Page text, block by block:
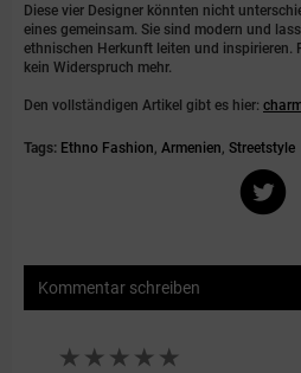
Diese vier Designer könnten nicht
eines gemeinsam. Sie sind modern und
ethnischen Herkunft leiten und inspirieren.
kein Widerspruch mehr.
Den vollständigen Artikel gibt es hier:
Tags: Ethno Fashion Armenien Streetstyle
Kommentar schreiben